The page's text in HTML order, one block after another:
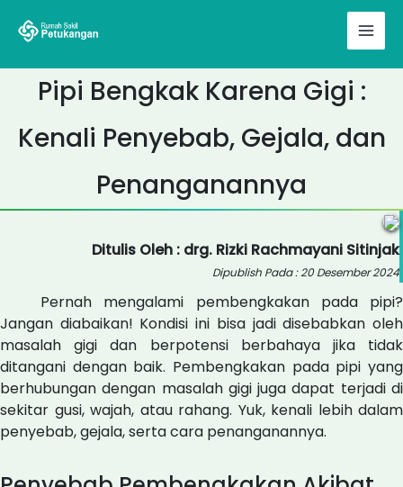
Pipi Bengkak Karena Gigi :
Kenali Penyebab, Gejala, dan
Penanganannya
Ditulis Oleh : drg. Rizki Rachmayani Sitinjak
Dipublish Pada : 20 Desember 2024
Pernah mengalami pembengkakan pada pipi?
Jangan diabaikan! Kondisi ini bisa jadi disebabkan oleh
masalah gigi dan berpotensi berbahaya jika tidak
ditangani dengan baik. Pembengkakan pada pipi yang
berhubungan dengan masalah gigi juga dapat terjadi di
sekitar gusi, wajah, atau rahang. Yuk, kenali lebih dalam
penyebab, gejala, serta cara penanganannya.